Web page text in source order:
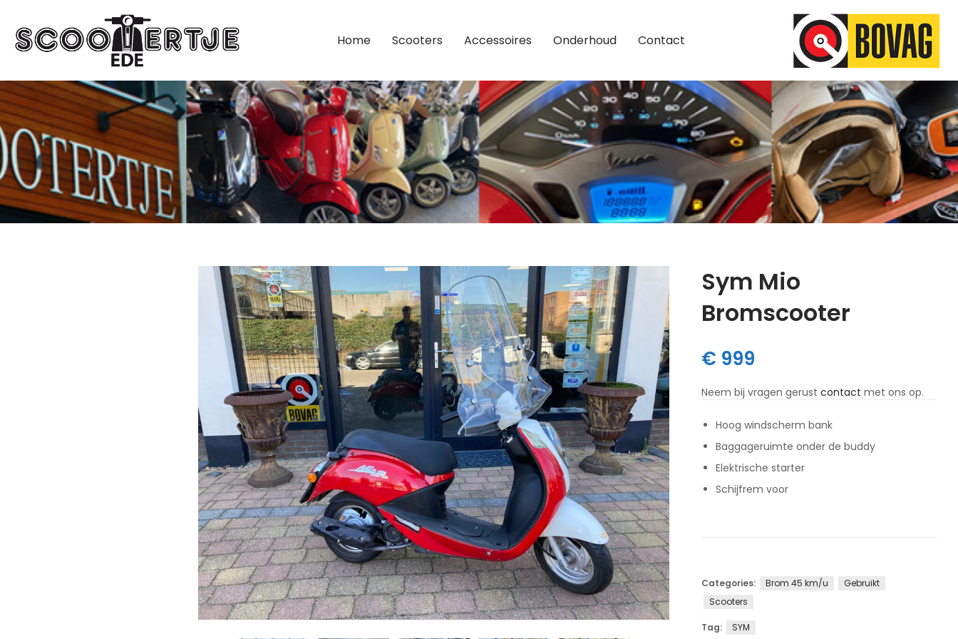
Home Scooters Accessoires Onderhoud Contact
Sym Mio
Bromscooter
€ 999
Neem bij vragen gerust contact met ons op.
Hoog windscherm bank
Baggageruimte onder de buddy
Elektrische starter
Schijfrem voor
Categories: Brom 45 km/u
Gebruikt
Scooters
Tag: SYM